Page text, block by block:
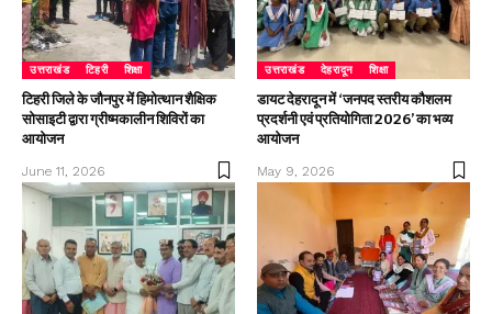
उत्तराखंड टिहरी शिक्षा
टिहरी जिले के जौनपुर में हिमोत्थान शैक्षिक
सोसाइटी द्वारा ग्रीष्मकालीन शिविरों का
आयोजन
June 11, 2026
उत्तराखंड देहरादून शिक्षा
डायट देहरादून में ‘जनपद स्तरीय कौशलम
प्रदर्शनी एवं प्रतियोगिता 2026’ का भव्य
आयोजन
May 9, 2026